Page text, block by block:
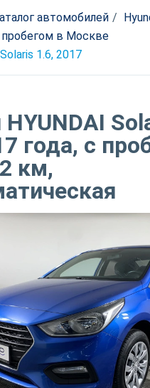
автомобилей
пробегом в Москве
1.6, 2017
года, с
км,